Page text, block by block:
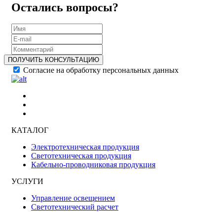
Остались вопросы?
ПОЛУЧИТЬ КОНСУЛЬТАЦИЮ
Согласие на обработку персональных данных
КАТАЛОГ
Электротехническая продукция
Светотехническая продукция
Кабельно-проводниковая продукция
УСЛУГИ
Управление освещением
Светотехнический расчет